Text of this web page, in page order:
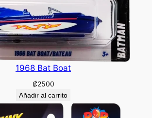
1968 Bat Boat
₡2500
Añadir al carrito